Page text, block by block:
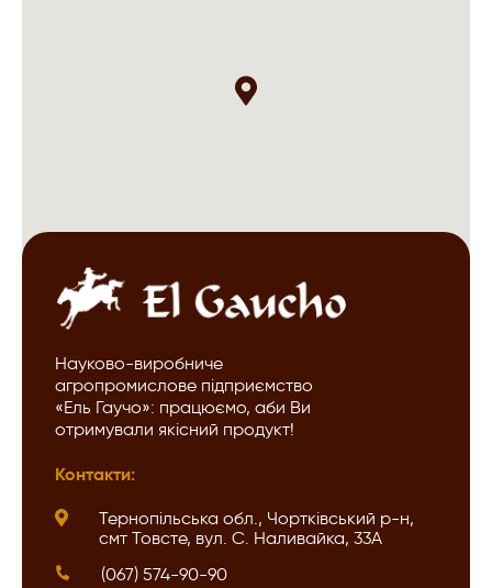
Науково-виробниче
агропромислове підприємство
«Ель Гаучо»: працюємо, аби Ви
отримували якісний продукт!
Контакти:
Тернопільська обл., Чортківський р-н,
смт Товсте, вул. С. Наливайка, 33А
(067) 574-90-90